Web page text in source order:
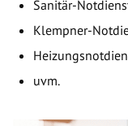
Sanitär-
Klempner-
uvm.